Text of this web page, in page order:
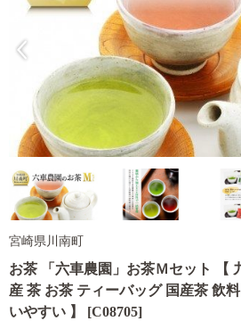
宮崎県川南町
お茶 「六車農園」お茶Ｍセット 【
産 茶 お茶 ティーバッグ 国産茶 飲
いやすい 】 [C08705]